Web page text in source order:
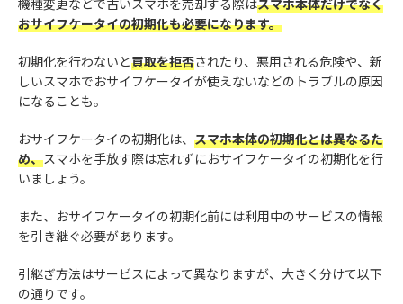
おサイフケータイの初期化も必要になります。
初期化を行わないと買取を拒否されたり、悪用される危険や、新
しいスマホでおサイフケータイが使えないなどのトラブルの原因
になることも。
おサイフケータイの初期化は、 スマホ本体の初期化とは異なるた
め、スマホを手放す際は忘れずにおサイフケータイの初期化を行
いましょう。
また、おサイフケータイの初期化前には利用中のサービスの情報
を引き継ぐ必要があります。
引継ぎ方法はサービスによって異なりますが、大きく分けて以下
の通りです。